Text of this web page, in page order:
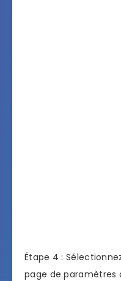
Étape 4 :
page de paramètres